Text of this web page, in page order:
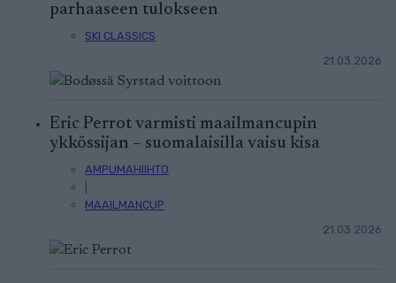
parhaaseen tulokseen
SKI CLASSICS
21.03.2026
Eric Perrot varmisti maailmancupin
ykkössijan – suomalaisilla vaisu kisa
AMPUMAHIIHTO
MAAILMANCUP
21.03.2026